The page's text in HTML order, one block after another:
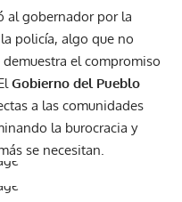
al gobernador por la
policía, algo que no
el compromiso
Gobierno del Pueblo
a las comunidades
la burocracia y
se necesitan.